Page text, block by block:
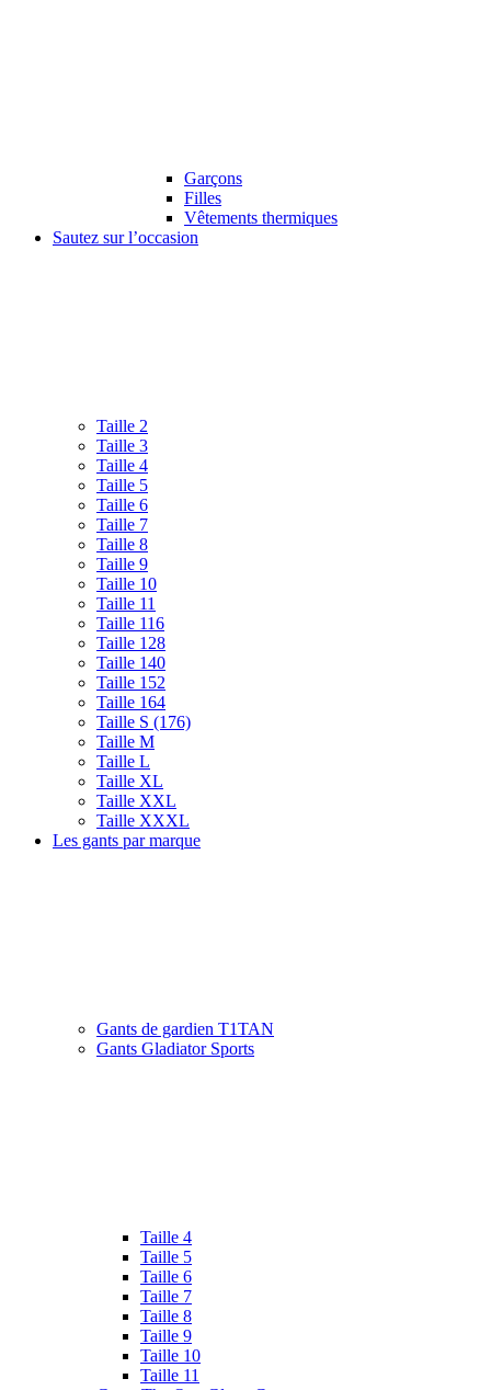
Garçons
Filles
Vêtements thermiques
Sautez sur l’occasion
Taille 2
Taille 3
Taille 4
Taille 5
Taille 6
Taille 7
Taille 8
Taille 9
Taille 10
Taille 11
Taille 116
Taille 128
Taille 140
Taille 152
Taille 164
Taille S (176)
Taille M
Taille L
Taille XL
Taille XXL
Taille XXXL
Les gants par marque
Gants de gardien T1TAN
Gants Gladiator Sports
Taille 4
Taille 5
Taille 6
Taille 7
Taille 8
Taille 9
Taille 10
Taille 11